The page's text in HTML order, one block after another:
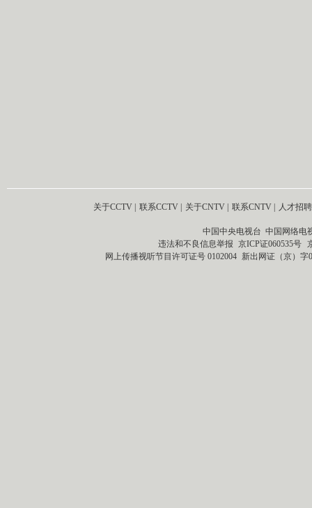
关于CCTV | 联系CCTV | 关于CNTV | 联系CNTV | 人才招聘
中国中央电视台 中国网络电
违法和不良信息举报 京ICP证060535号
网上传播视听节目许可证号 0102004 新出网证（京）